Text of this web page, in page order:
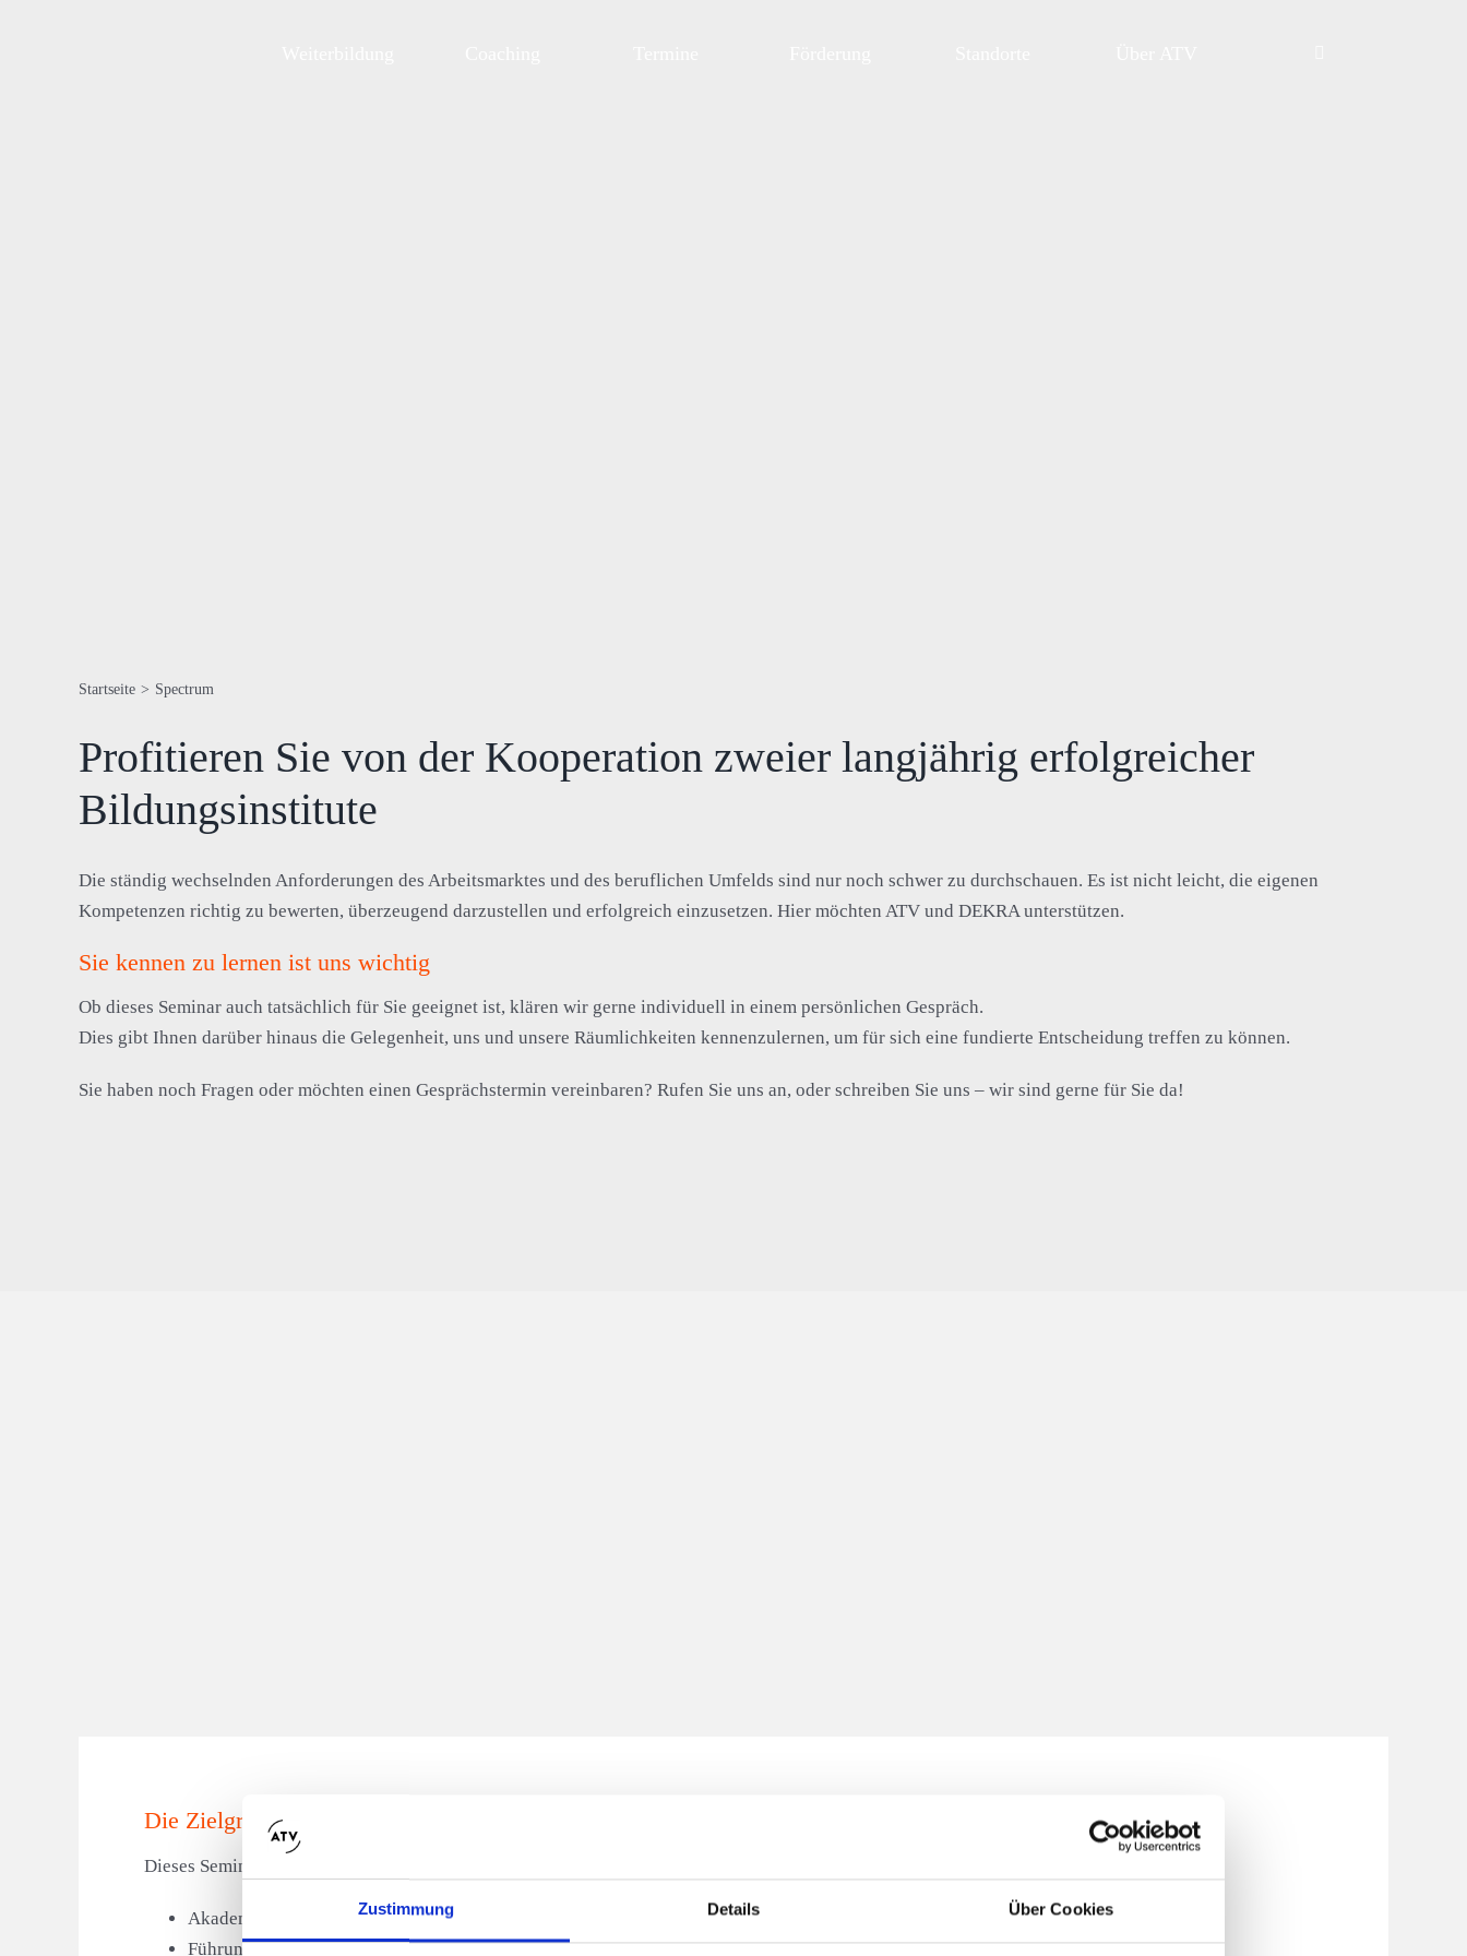
Zustimmung Details Über Cookies
Startseite > Spectrum
Profitieren Sie von der Kooperation zweier langjährig erfolgreicher
Bildungsinstitute
Die ständig wechselnden Anforderungen des Arbeitsmarktes und des beruflichen Umfelds sind nur noch schwer zu durchschauen. Es ist nicht leicht, die eigenen
Kompetenzen richtig zu bewerten, überzeugend darzustellen und erfolgreich einzusetzen. Hier möchten ATV und DEKRA unterstützen.
Sie kennen zu lernen ist uns wichtig
Ob dieses Seminar auch tatsächlich für Sie geeignet ist, klären wir gerne individuell in einem persönlichen Gespräch.
Dies gibt Ihnen darüber hinaus die Gelegenheit, uns und unsere Räumlichkeiten kennenzulernen, um für sich eine fundierte Entscheidung treffen zu können.
Sie haben noch Fragen oder möchten einen Gesprächstermin vereinbaren? Rufen Sie uns an, oder schreiben Sie uns – wir sind gerne für Sie da!
Die Zielgruppe
Dieses Seminar richtet sich in erster Linie an
Akademiker aller Fachrichtungen
Führungskräfte aus den verschiedensten Bereichen
(ca. 1056 UE á 45 Min)
UNTERRICHTSZEITEN